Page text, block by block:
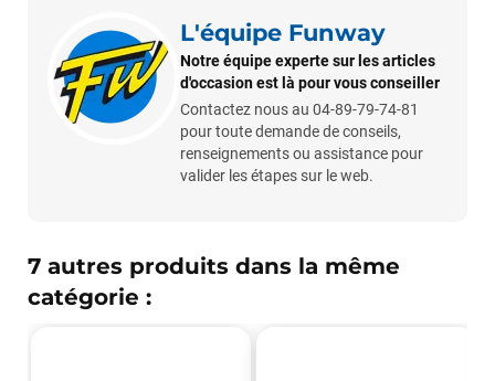
L'équipe Funway
Notre équipe experte sur les articles
d'occasion est là pour vous conseiller
Contactez nous au 04-89-79-74-81
pour toute demande de conseils,
renseignements ou assistance pour
valider les étapes sur le web.
7 autres produits dans la même
catégorie :
François
il y a un mois
J’ai commandé un pack via leur site internet. À peine la